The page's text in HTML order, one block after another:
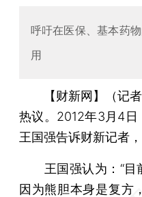
呼吁在医保、基本药
用
【财新网】（记
热议。2012年3月4日
王国强告诉财新记者
王国强认为：“目
因为熊胆本身是复方